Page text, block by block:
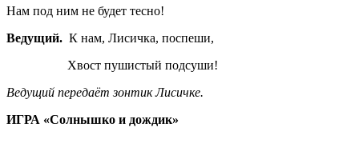
Нам под ним не будет тесно!
Ведущий. К нам, Лисичка, поспеши,
Хвост пушистый подсуши!
Ведущий передаёт зонтик Лисичке.
ИГРА «Солнышко и дождик»